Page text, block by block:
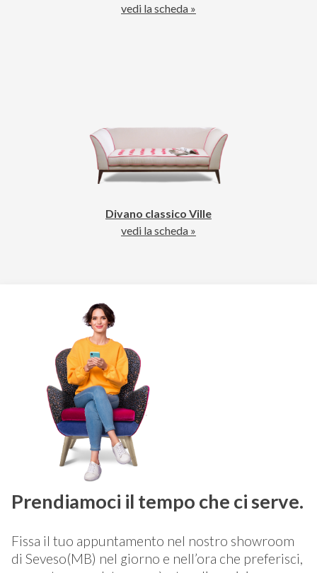
vedi la scheda »
Divano classico Ville
vedi la scheda »
Prendiamoci il tempo che ci serve.
Fissa il tuo appuntamento nel nostro showroom
di Seveso(MB) nel giorno e nell’ora che preferisci,